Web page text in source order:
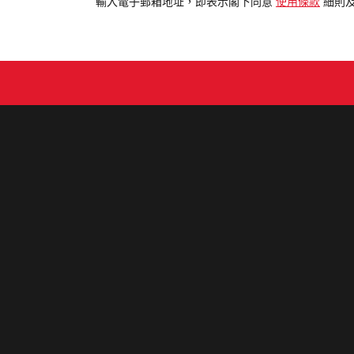
輸入電子郵箱地址，即表示閣下同意 使用條款 細則